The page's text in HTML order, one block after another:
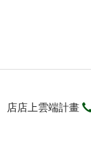
店店上雲端計畫